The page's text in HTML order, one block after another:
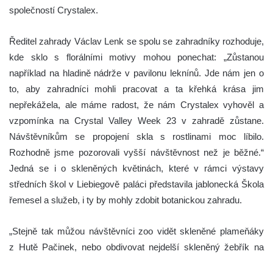
společností Crystalex.
Ředitel zahrady Václav Lenk se spolu se zahradníky rozhoduje,
kde sklo s florálními motivy mohou ponechat: „Zůstanou
například na hladině nádrže v pavilonu leknínů. Jde nám jen o
to, aby zahradníci mohli pracovat a ta křehká krása jim
nepřekážela, ale máme radost, že nám Crystalex vyhověl a
vzpomínka na Crystal Valley Week 23 v zahradě zůstane.
Návštěvníkům se propojení skla s rostlinami moc líbilo.
Rozhodně jsme pozorovali vyšší návštěvnost než je běžné.“
Jedná se i o skleněných květinách, které v rámci výstavy
středních škol v Liebiegově paláci představila jablonecká Škola
řemesel a služeb, i ty by mohly zdobit botanickou zahradu.
„Stejně tak můžou návštěvníci zoo vidět skleněné plameňáky
z Hutě Pačinek, nebo obdivovat nejdelší skleněný žebřík na